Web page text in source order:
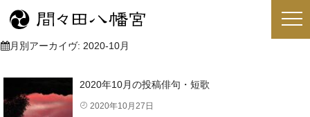
月別アーカイヴ: 2020-10月
2020年10月の投稿俳句・短歌
2020年10月27日